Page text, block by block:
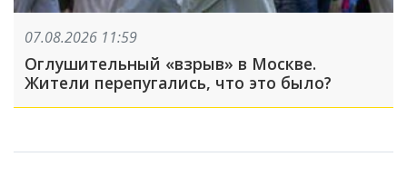
07.08.2026 11:59
Оглушительный «взрыв» в Москве.
Жители перепугались, что это было?